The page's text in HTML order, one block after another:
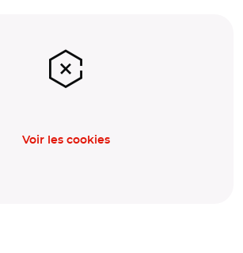
Voir les cookies